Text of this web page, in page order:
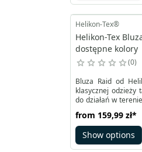
Helikon-Tex®
Helikon-Tex
dostępne kolory
0
Bluza Raid od
klasycznej odzieży
do działań w
Mk2 czy BDU Mk2,
jako samodzielny
materiału
50% poliester, 2%
from 159,99 zł*
Show options